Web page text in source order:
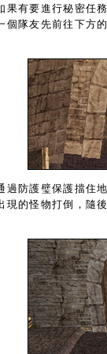
有要進行秘密任
個隊友先前往下方
防護璧保護擋住
現的怪物打倒，隨